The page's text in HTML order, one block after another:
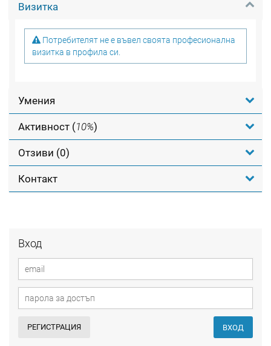
Вход
РЕГИСТРАЦИЯ ВХОД
Визитка
Потребителят не е въвел своята професионална
визитка в профила си.
Умения
Активност (10%)
Отзиви (0)
Контакт